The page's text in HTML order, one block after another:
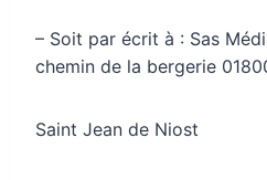
– Soit par écrit à : Sas
chemin de la bergerie
Saint Jean de Niost